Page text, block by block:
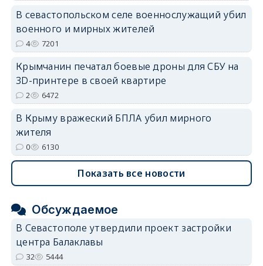
В севастопольском селе военнослужащий убил
военного и мирных жителей
4 7201
Крымчанин печатал боевые дроны для СБУ на
3D-принтере в своей квартире
2 6472
В Крыму вражеский БПЛА убил мирного
жителя
0 6130
Показать все новости
Обсуждаемое
В Севастополе утвердили проект застройки
центра Балаклавы
32 5444